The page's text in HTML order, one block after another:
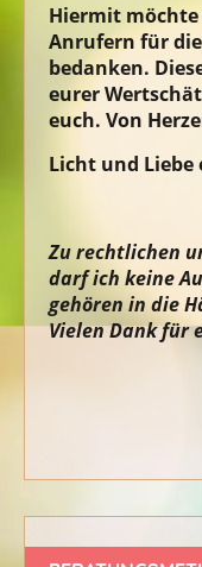
Hiermit
Anrufern für
bedanken.
eurer
euch. Von
Licht und Liebe
Zu rechtlichen
darf ich keine
gehören in die
Vielen Dank für